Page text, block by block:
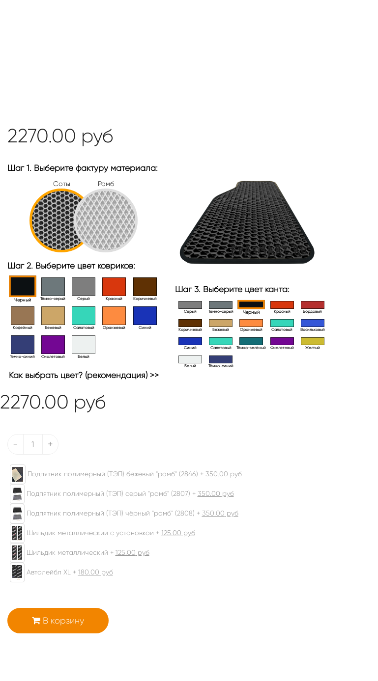
2270.00 руб
Шаг 1. Выберите фактуру материала:
Соты Ромб
Шаг 2. Выберите цвет ковриков:
Черный Тёмно-серый Серый Красный Коричневый
Кофейный Бежевый Салатовый Оранжевый Синий
Темно-синий Фиолетовый Белый
Как выбрать цвет? (рекомендация) >>
Шаг 3. Выберите цвет канта:
Серый Темно-серый Черный Красный Бордовый
Коричневый Бежевый Оранжевый Салатовый Васильковый
Синий Салатовый Тёмно-зелёный Фиолетовый Желтый
Белый Тёмно-синий
2270.00 руб
- +
Подпятник полимерный (ТЭП) бежевый "ромб" (2846) + 350.00 руб
Подпятник полимерный (ТЭП) серый "ромб" (2807) + 350.00 руб
Подпятник полимерный (ТЭП) чёрный "ромб" (2808) + 350.00 руб
Шильдик металлический с установкой + 125.00 руб
Шильдик металлический + 125.00 руб
Автолейбл XL + 180.00 руб
В корзину